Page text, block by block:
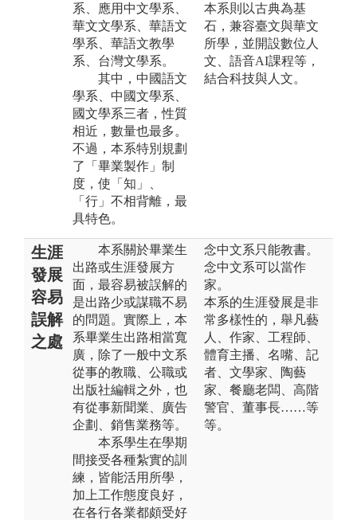
系、應用中文學系、
華文文學系、華語文
學系、華語文教學
系、台灣文學系。
其中，中國語文
學系、中國文學系、
國文學系三者，性質
相近，數量也最多。
不過，本系特別規劃
了「畢業製作」制
度，使「知」、
「行」不相背離，最
具特色。
本系則以古典為基
石，兼容臺文與華文
所學，並開設數位人
文、語音AI課程等，
結合科技與人文。
生涯
發展
容易
誤解
之處
本系關於畢業生
出路或生涯發展方
面，最容易被誤解的
是出路少或謀職不易
的問題。實際上，本
系畢業生出路相當寬
廣，除了一般中文系
從事的教職、公職或
出版社編輯之外，也
有從事新聞業、廣告
企劃、銷售業務等。
本系學生在學期
間接受各種紮實的訓
練，皆能活用所學，
加上工作態度良好，
在各行各業都頗受好
念中文系只能教書。
念中文系可以當作
家。
本系的生涯發展是非
常多樣性的，舉凡藝
人、作家、工程師、
體育主播、名嘴、記
者、文學家、陶藝
家、餐廳老闆、高階
警官、董事長……等
等。